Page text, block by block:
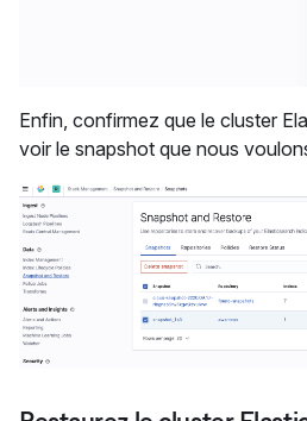
Enfin, confirmez que le cluster
voir le snapshot que nous